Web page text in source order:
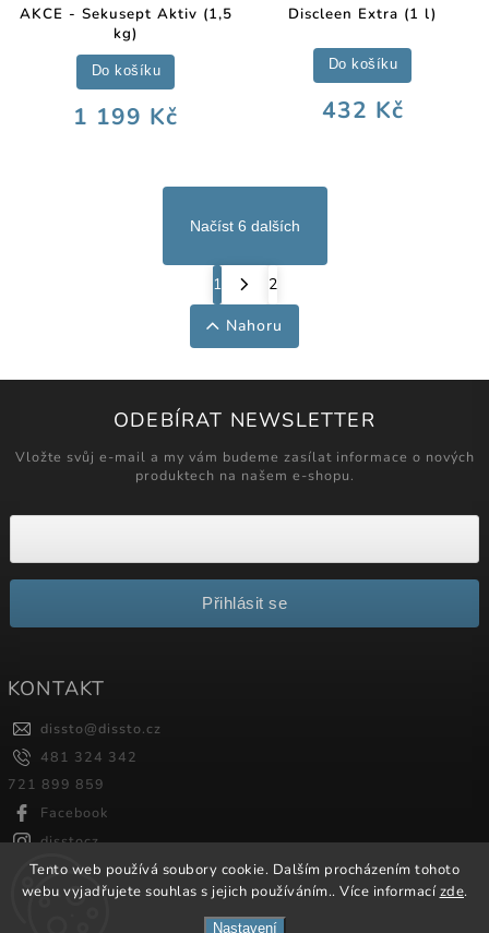
Tento web používá soubory cookie. Dalším procházením tohoto
webu vyjadřujete souhlas s jejich používáním.. Více informacízde.
Nastavení
AKCE - Sekusept Aktiv (1,5
kg)
1 199 Kč
Do košíku
Discleen Extra (1 l)
432 Kč
Do košíku
Načíst 6 dalších
1
2
Nahoru
ODEBÍRAT NEWSLETTER
Vložte svůj e-mail a my vám budeme zasílat informace o nových
produktech na našem e-shopu.
Přihlásit se
KONTAKT
dissto@dissto.cz
481 324 342
721 899 859
Facebook
disstocz